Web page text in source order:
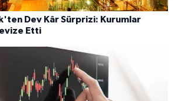
Dev Kâr Sürprizi: Kurumlar
Etti